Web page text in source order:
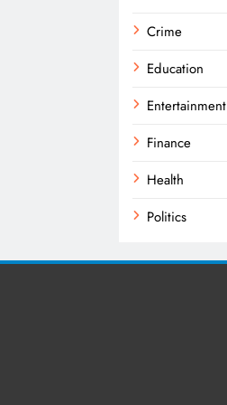
Crime
Education
Entertainment
Finance
Health
Politics